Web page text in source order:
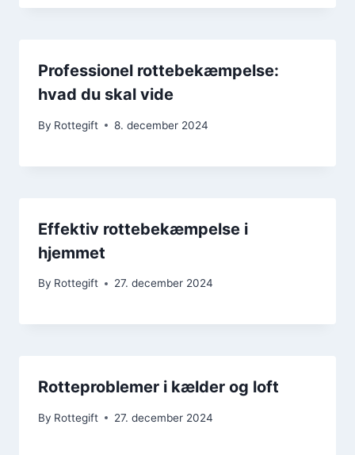
Professionel rottebekæmpelse:
hvad du skal vide
By Rottegift 8. december 2024
Effektiv rottebekæmpelse i
hjemmet
By Rottegift 27. december 2024
Rotteproblemer i kælder og loft
By Rottegift 27. december 2024